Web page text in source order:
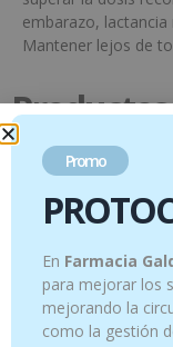
embarazo, lactancia
Mantener lejos de
Promo
En Farmacia
para mejorar los
mejorando la
como la gestión